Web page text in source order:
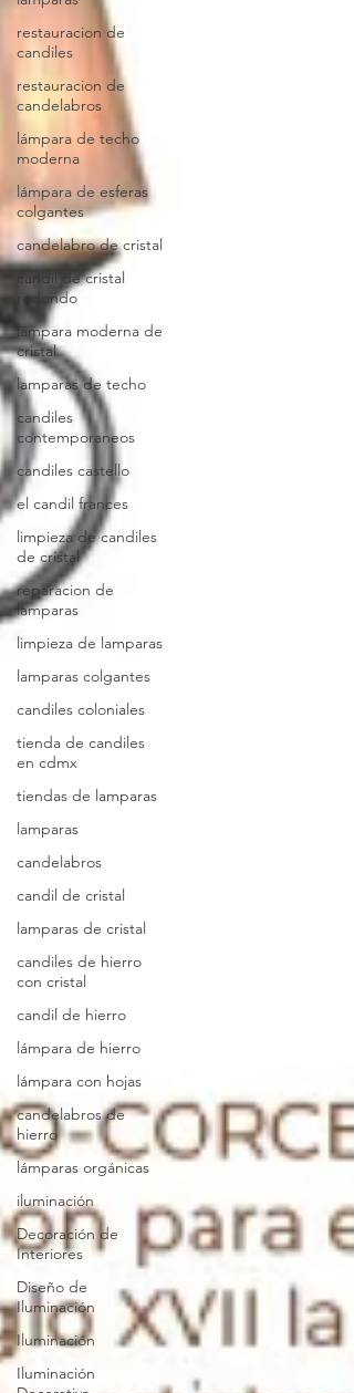
restauracion de
candiles
restauracion de
candelabros
lámpara de techo
moderna
lámpara de esferas
colgantes
candelabro de cristal
candil de cristal
redondo
lámpara moderna de
cristal
lamparas de techo
candiles
contemporaneos
candiles castello
el candil frances
limpieza de candiles
de cristal
reparacion de
lamparas
limpieza de lamparas
lamparas colgantes
candiles coloniales
tienda de candiles
en cdmx
tiendas de lamparas
lamparas
candelabros
candil de cristal
lamparas de cristal
candiles de hierro
con cristal
candil de hierro
lámpara de hierro
lámpara con hojas
candelabros de
hierro
lámparas orgánicas
iluminación
Decoración de
Interiores
Diseño de
Iluminación
Iluminación
Iluminación